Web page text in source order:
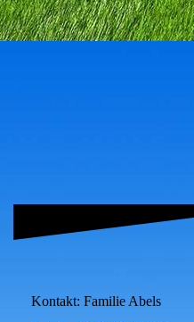
Kontakt: Familie Abels